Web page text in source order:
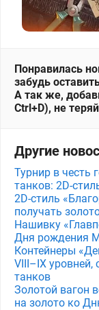
Понравилась
забудь
А так же,
Ctrl+D), не
Другие
Турнир в
танков: 2D-
2D-стиль
получать
Нашивку
Дня рождения
Контейнеры
VIII–IX уровней,
танков
Золотой вагон
на золото ко